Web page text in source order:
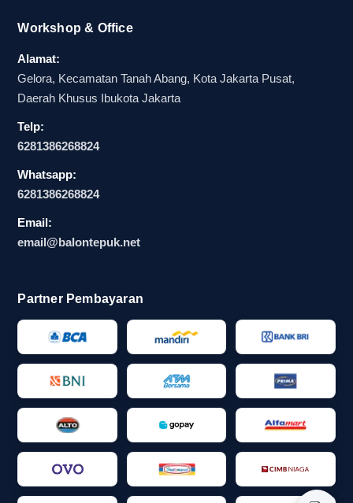
Workshop & Office
Alamat:
Gelora, Kecamatan Tanah Abang, Kota Jakarta Pusat,
Daerah Khusus Ibukota Jakarta
Telp:
6281386268824
Whatsapp:
6281386268824
Email:
email@balontepuk.net
Partner Pembayaran